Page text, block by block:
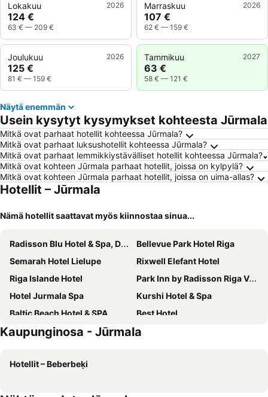
Lokakuu 2026
124 €
63 € — 209 €
Marraskuu 2026
107 €
62 € — 159 €
Joulukuu 2026
125 €
81 € — 159 €
Tammikuu 2027
63 €
58 € — 121 €
Näytä enemmän
Usein kysytyt kysymykset kohteesta Jūrmala
Mitkä ovat parhaat hotellit kohteessa Jūrmala?
Mitkä ovat parhaat luksushotellit kohteessa Jūrmala?
Mitkä ovat parhaat lemmikkiystävälliset hotellit kohteessa Jūrmala?
Mitkä ovat kohteen Jūrmala parhaat hotellit, joissa on kylpylä?
Mitkä ovat kohteen Jūrmala parhaat hotellit, joissa on uima-allas?
Hotellit – Jūrmala
Nämä hotellit saattavat myös kiinnostaa sinua...
Radisson Blu Hotel & Spa, Daugava Riga
Bellevue Park Hotel Riga
Semarah Hotel Lielupe
Rixwell Elefant Hotel
Riga Islande Hotel
Park Inn by Radisson Riga Valdemara
Hotel Jurmala Spa
Kurshi Hotel & Spa
Baltic Beach Hotel & SPA
Best Hotel
Rixwell Collection Seaside Hotel Jurmala
Primo Hotel
NB Hotel
Kaupunginosa - Jūrmala
Hotellit – Beberbeķi